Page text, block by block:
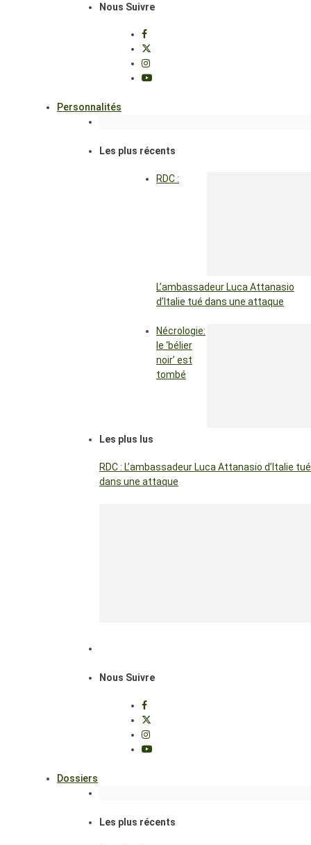
Nous Suivre
Personnalités
Les plus récents
RDC :
L’ambassadeur Luca Attanasio
d’Italie tué dans une attaque
Nécrologie:
le ‘bélier
noir’ est
tombé
Les plus lus
RDC : L’ambassadeur Luca Attanasio d’Italie tué
dans une attaque
Nous Suivre
Dossiers
Les plus récents